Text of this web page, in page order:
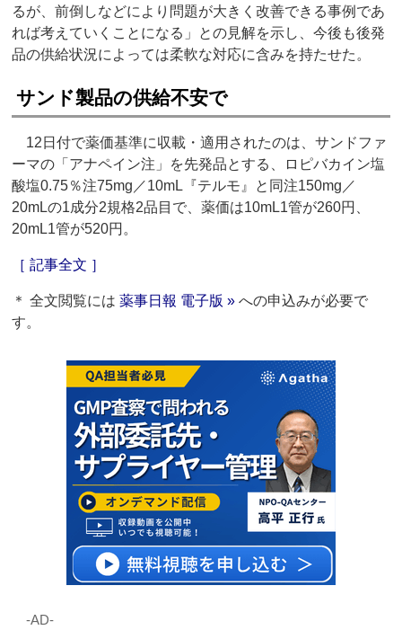
るが、前倒しなどにより問題が大きく改善できる事例であ
れば考えていくことになる」との見解を示し、今後も後発
品の供給状況によっては柔軟な対応に含みを持たせた。
サンド製品の供給不安で
12日付で薬価基準に収載・適用されたのは、サンドファ
ーマの「アナペイン注」を先発品とする、ロピバカイン塩
酸塩0.75％注75mg／10‌mL『テルモ』と同注150mg／
20‌mLの1成分2規格2品目で、薬価は10‌mL1管が260円、
20‌mL1管が520円。
［ 記事全文 ］
＊ 全文閲覧には薬事日報 電子版 » への申込みが必要で
す。
‐AD‐